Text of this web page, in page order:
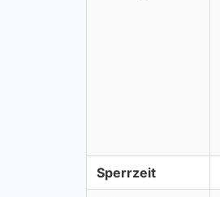
Sperrzeit